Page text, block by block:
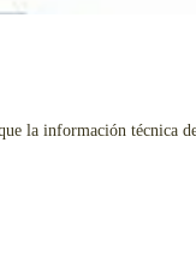
la información técnica